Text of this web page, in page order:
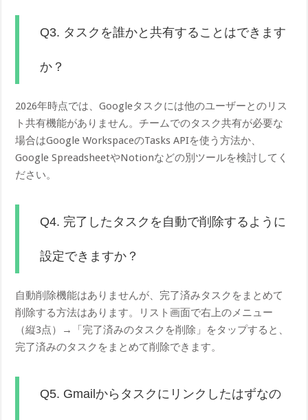
Q3. タスクを誰かと共有することはできます
か？
2026年時点では、Googleタスクには他のユーザーとのリス
ト共有機能がありません。チームでのタスク共有が必要な
場合はGoogle WorkspaceのTasks APIを使う方法か、
Google SpreadsheetやNotionなどの別ツールを検討してく
ださい。
Q4. 完了したタスクを自動で削除するように
設定できますか？
自動削除機能はありませんが、完了済みタスクをまとめて
削除する方法はあります。リスト画面で右上のメニュー
（縦3点）→「完了済みのタスクを削除」をタップすると、
完了済みのタスクをまとめて削除できます。
Q5. Gmailからタスクにリンクしたはずなの